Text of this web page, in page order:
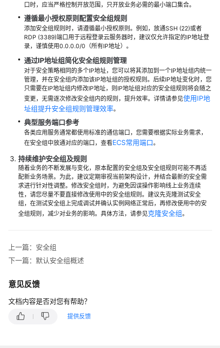
口时，应当严格控制开放范围，只开放业务必需的最小端口集合。
遵循最小授权原则配置安全组规则
添加安全组规则时，请遵循最小授权原则。例如，放通SSH (22)或者
RDP (3389)端口用于远程登录云服务器时，建议仅允许指定的IP地址登
录，谨慎使用0.0.0.0/0（所有IP地址）。
通过IP地址组简化安全组规则管理
对于安全策略相同的多个IP地址，您可以将其添加到一个IP地址组内统一
管理，并在安全组内添加该IP地址组的授权规则。后续IP地址变化时，您
只需要在IP地址组内修改IP地址，则IP地址组对应的安全组规则将会随之
变更，无需逐次修改安全组内的规则，提升效率。详情请参见使用IP地
址组提升安全组规则管理效率。
典型服务端口参考
各类应用服务通常都使用标准的通信端口，您需要根据实际业务需求，
在安全组中放通对应的端口，查看ECS常用端口。
持续维护安全组及规则
随着业务的不断发展与变化，原本配置的安全组及安全组规则可能不再适
配新业务场景。为此，建议定期审视当前架构设计，并结合最新的安全需
求进行针对性调整。修改安全组时，为避免因误操作影响线上业务连续
性，请您尽量不要直接修改使用中的安全组规则。建议先克隆测试安全
组，在测试安全组上完成调试并确认实例网络正常后，再修改使用中的安
全组规则，减少对业务的影响。具体方法，请参见克隆安全组。
上一篇：安全组
下一篇：默认安全组概述
意见反馈
文档内容是否对您有帮助？
提供反馈